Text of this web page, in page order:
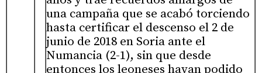
una campaña que se acabó torciendo
hasta certificar el descenso el 2 de
junio de 2018 en Soria ante el
Numancia (2-1), sin que desde
entonces los leoneses hayan podido